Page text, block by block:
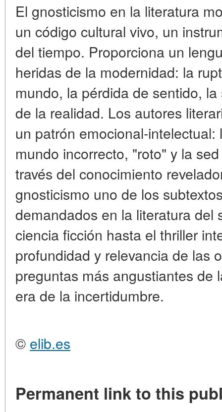
El gnosticismo en la literatura
un código cultural vivo, un
del tiempo. Proporciona un
heridas de la modernidad: la
mundo, la pérdida de sentido,
de la realidad. Los autores
un patrón emocional-
mundo incorrecto, "roto" y la
través del conocimiento
gnosticismo uno de los
demandados en la literatura del
ciencia ficción hasta el thriller
profundidad y relevancia de las
preguntas más angustiantes de
era de la incertidumbre.
© elib.es
Permanent link to this